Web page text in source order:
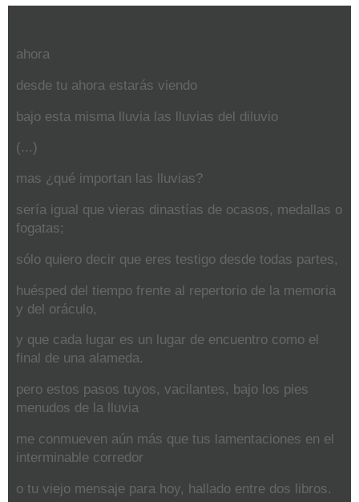
ahora
desde tu ahora estarás viendo
bajo esta misma lluvia las lluvias del diluvio
(...)
mas ¿qué importan las lluvias?
sería igual que vieras dinastías de ocasos, medallas o
fogatas;
sólo quiero decir que eres testigo desde todas partes,
huésped del tiempo frente al repertorio de la memoria
y del oráculo,
y que cada lugar es un lugar de encuentro como el
final de una alameda.
pero estos pasos tuyos, vacilantes, bajo los pies
menudos de la lluvia
me conmueven aún más que tus lamentaciones en el
interminable corredor
o tu viejo mensaje para hoy, hallado entre dos libros.